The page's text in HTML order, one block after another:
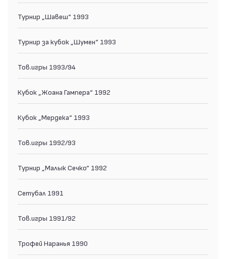
Турнир „Шавеш“ 1993
Турнир за кубок „Шумен“ 1993
Тов.игры 1993/94
Кубок „Жоана Гампера“ 1992
Кубок „Мердека“ 1993
Тов.игры 1992/93
Турнир „Малык Сечко“ 1992
Сетубал 1991
Тов.игры 1991/92
Трофей Наранья 1990